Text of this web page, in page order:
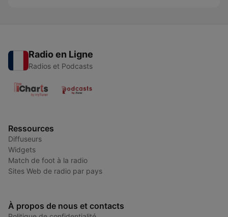
Radio en Ligne
Radios et Podcasts
Ressources
Diffuseurs
Widgets
Match de foot à la radio
Sites Web de radio par pays
À propos de nous et contacts